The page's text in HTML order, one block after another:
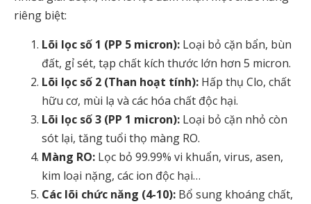
riêng biệt:
Lõi lọc số 1 (PP 5 micron): Loại bỏ cặn bẩn, bùn
đất, gỉ sét, tạp chất kích thước lớn hơn 5 micron.
Lõi lọc số 2 (Than hoạt tính): Hấp thụ Clo, chất
hữu cơ, mùi lạ và các hóa chất độc hại.
Lõi lọc số 3 (PP 1 micron): Loại bỏ cặn nhỏ còn
sót lại, tăng tuổi thọ màng RO.
Màng RO: Lọc bỏ 99.99% vi khuẩn, virus, asen,
kim loại nặng, các ion độc hại…
Các lõi chức năng (4-10): Bổ sung khoáng chất,